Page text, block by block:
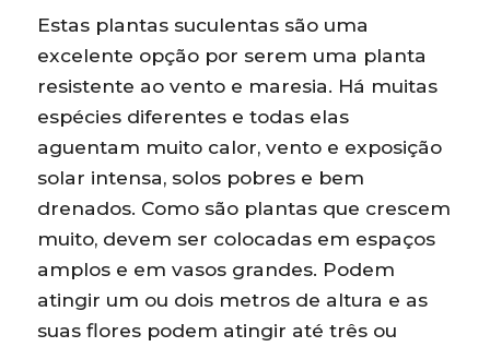
Estas plantas suculentas são uma
excelente opção por serem uma planta
resistente ao vento e maresia. Há muitas
espécies diferentes e todas elas
aguentam muito calor, vento e exposição
solar intensa, solos pobres e bem
drenados. Como são plantas que crescem
muito, devem ser colocadas em espaços
amplos e em vasos grandes. Podem
atingir um ou dois metros de altura e as
suas flores podem atingir até três ou